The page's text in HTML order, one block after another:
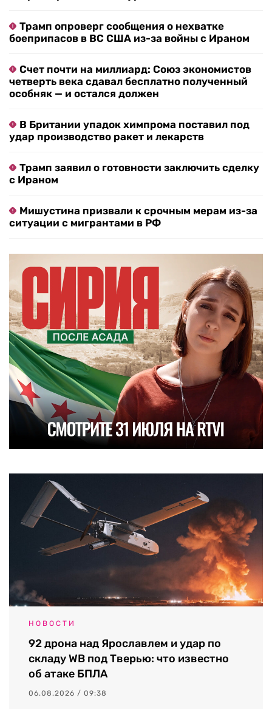
Трамп опроверг сообщения о нехватке
боеприпасов в ВС США из-за войны с Ираном
Счет почти на миллиард: Союз экономистов
четверть века сдавал бесплатно полученный
особняк — и остался должен
В Британии упадок химпрома поставил под
удар производство ракет и лекарств
Трамп заявил о готовности заключить сделку
с Ираном
Мишустина призвали к срочным мерам из-за
ситуации с мигрантами в РФ
НОВОСТИ
92 дрона над Ярославлем и удар по
складу WB под Тверью: что известно
об атаке БПЛА
06.08.2026 / 09:38